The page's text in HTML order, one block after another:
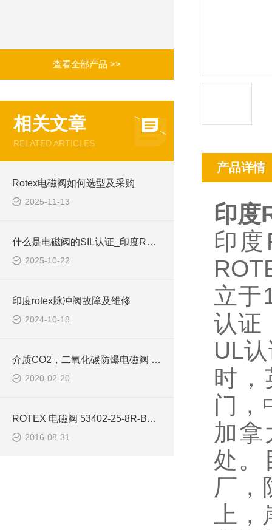
查看全部产品 >>
相关文章
RELATED ARTICLES
Rotex电磁阀如何选型及采购
2025-11-13
什么是电磁阀的SIL认证_印度ROTEX
2025-10-22
印度rotex脉冲阀故障及维修
2024-10-18
介质CO2，二氧化碳防爆电磁阀 印度rotex
2020-02-20
ROTEX 电磁阀 53402-25-8R-B5到货
2016-08-31
产品详情
印度
印
立于
认证
UL
时
门，
加拿
处。
厂，
上